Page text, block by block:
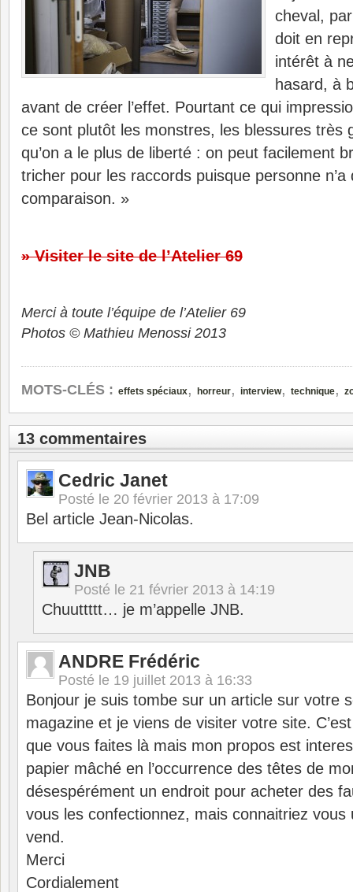
cheval,
doit en
intérêt à
hasard, à
avant de créer l’effet. Pourtant ce qui
ce sont plutôt les monstres, les blessures très
qu’on a le plus de liberté : on peut facilement
tricher pour les raccords puisque personne n’a
comparaison. »
» Visiter le site de l’Atelier 69
Merci à toute l’équipe de l’Atelier 69
Photos © Mathieu Menossi 2013
MOTS-CLÉS : effets spéciaux, horreur, interview, technique,
13 commentaires
Cedric Janet
Posté le 20 février 2013 à 17:09
Bel article Jean-Nicolas.
JNB
Posté le 21 février 2013 à 14:19
Chuuttttt… je m’appelle JNB.
ANDRE Frédéric
Posté le 19 juillet 2013 à 16:33
Bonjour je suis tombe sur un article sur votre
magazine et je viens de visiter votre site.
que vous faites là mais mon propos est
papier mâché en l’occurrence des têtes de
désespérément un endroit pour acheter des
vous les confectionnez, mais connaitriez vous
vend.
Merci
Cordialement